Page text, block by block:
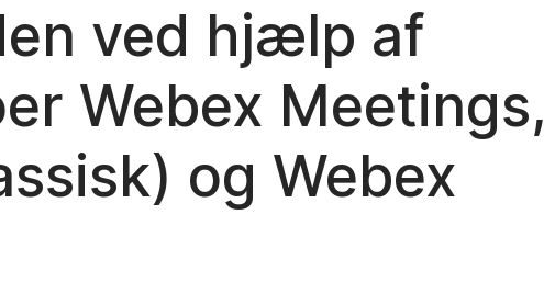
ved hjælp af
Webex Meetings,
og Webex